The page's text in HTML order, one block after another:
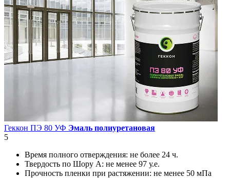
Геккон ПЭ 80 УФ Эмаль полиуретановая
5
Время полного отверждения: не более 24 ч.
Твердость по Шору А: не менее 97 у.е.
Прочность пленки при растяжении: не менее 50 мПа